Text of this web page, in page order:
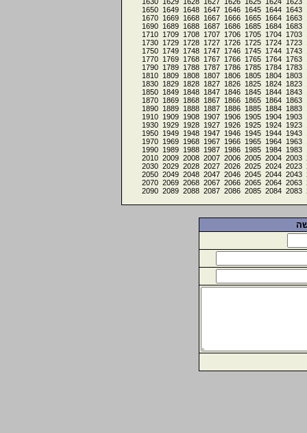
1643
1644
1645
1646
1647
1648
1649
1650
1663
1664
1665
1666
1667
1668
1669
1670
1683
1684
1685
1686
1687
1688
1689
1690
1703
1704
1705
1706
1707
1708
1709
1710
1723
1724
1725
1726
1727
1728
1729
1730
1743
1744
1745
1746
1747
1748
1749
1750
1763
1764
1765
1766
1767
1768
1769
1770
1783
1784
1785
1786
1787
1788
1789
1790
1803
1804
1805
1806
1807
1808
1809
1810
1823
1824
1825
1826
1827
1828
1829
1830
1843
1844
1845
1846
1847
1848
1849
1850
1863
1864
1865
1866
1867
1868
1869
1870
1883
1884
1885
1886
1887
1888
1889
1890
1903
1904
1905
1906
1907
1908
1909
1910
1923
1924
1925
1926
1927
1928
1929
1930
1943
1944
1945
1946
1947
1948
1949
1950
1963
1964
1965
1966
1967
1968
1969
1970
1983
1984
1985
1986
1987
1988
1989
1990
2003
2004
2005
2006
2007
2008
2009
2010
2023
2024
2025
2026
2027
2028
2029
2030
2043
2044
2045
2046
2047
2048
2049
2050
2063
2064
2065
2066
2067
2068
2069
2070
2083
2084
2085
2086
2087
2088
2089
2090